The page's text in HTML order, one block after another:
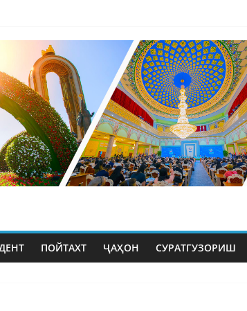
ПОЙТАХТ ҶАҲОН СУРАТГУЗОРИШ